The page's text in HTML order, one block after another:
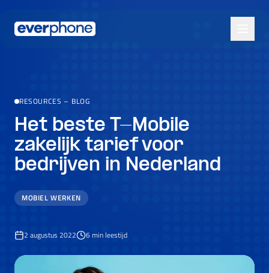
RESOURCES – BLOG
Het beste T-Mobile
zakelijk tarief voor
bedrijven in Nederland
MOBIEL WERKEN
2 augustus 2022 6min leestijd